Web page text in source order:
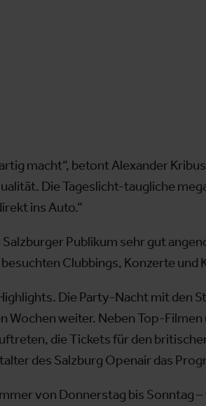
macht“, betont Alexander
Die Tageslicht-taugliche
ins Auto.“
Publikum sehr gut
Clubbings, Konzerte und
Die Party-Nacht mit den
Wochen weiter. Neben Top-
die Tickets für den
des Salzburg Openair das
von Donnerstag bis Sonntag –